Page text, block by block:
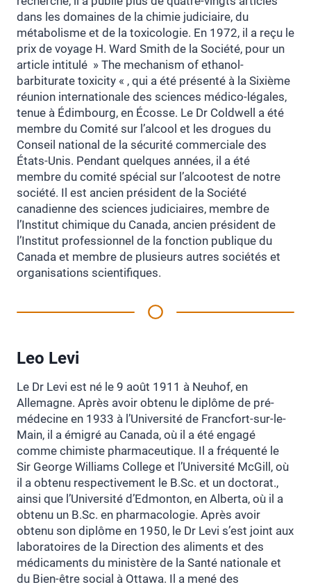
dans les domaines de la chimie judiciaire, du
métabolisme et de la toxicologie. En 1972, il a reçu le
prix de voyage H. Ward Smith de la Société, pour un
article intitulé » The mechanism of ethanol-
barbiturate toxicity « , qui a été présenté à la Sixième
réunion internationale des sciences médico-légales,
tenue à Édimbourg, en Écosse. Le Dr Coldwell a été
membre du Comité sur l’alcool et les drogues du
Conseil national de la sécurité commerciale des
États-Unis. Pendant quelques années, il a été
membre du comité spécial sur l’alcootest de notre
société. Il est ancien président de la Société
canadienne des sciences judiciaires, membre de
l’Institut chimique du Canada, ancien président de
l’Institut professionnel de la fonction publique du
Canada et membre de plusieurs autres sociétés et
organisations scientifiques.
Leo Levi
Le Dr Levi est né le 9 août 1911 à Neuhof, en
Allemagne. Après avoir obtenu le diplôme de pré-
médecine en 1933 à l’Université de Francfort-sur-le-
Main, il a émigré au Canada, où il a été engagé
comme chimiste pharmaceutique. Il a fréquenté le
Sir George Williams College et l’Université McGill, où
il a obtenu respectivement le B.Sc. et un doctorat.,
ainsi que l’Université d’Edmonton, en Alberta, où il a
obtenu un B.Sc. en pharmacologie. Après avoir
obtenu son diplôme en 1950, le Dr Levi s’est joint aux
laboratoires de la Direction des aliments et des
médicaments du ministère de la Santé nationale et
du Bien-être social à Ottawa. Il a mené des